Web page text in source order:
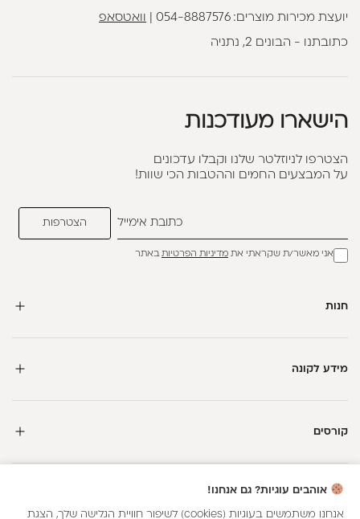
יועצת מכירות מוצרים:054-8887576 וואטסאפ
כתובתנו - הבונים 2, נתניה
הישארו מעודכנות
הצטרפו לניוזלטר שלנו וקבלו עדכונים
על המבצעים החמים וההטבות הכי שוות!
אני מאשר/ת שקראתי את מדיניות הפרטיותבאתר
חנות
מידע לקונה
קורסים
אוהבים עוגיות? גם אנחנו!
אנחנו משתמשים בעוגיות (cookies) לשיפור חוויית הגלישה שלך, הצגת